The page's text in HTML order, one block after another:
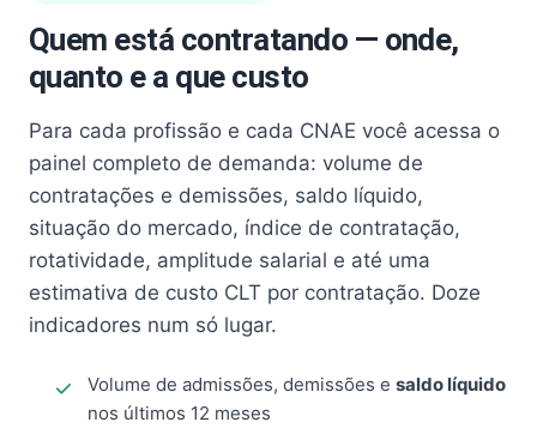
Quem está contratando — onde,
quanto e a que custo
Para cada profissão e cada CNAE você acessa o
painel completo de demanda: volume de
contratações e demissões, saldo líquido,
situação do mercado, índice de contratação,
rotatividade, amplitude salarial e até uma
estimativa de custo CLT por contratação. Doze
indicadores num só lugar.
Volume de admissões, demissões e saldo líquido
nos últimos 12 meses